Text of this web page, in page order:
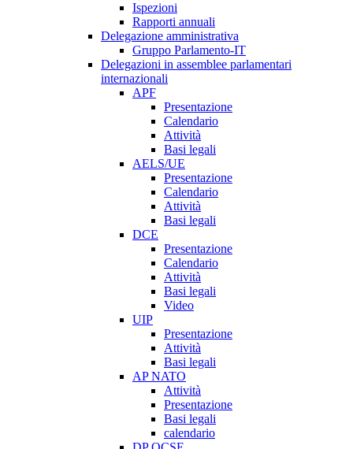
Ispezioni
Rapporti annuali
Delegazione amministrativa
Gruppo Parlamento-IT
Delegazioni in assemblee parlamentari
internazionali
APF
Presentazione
Calendario
Attività
Basi legali
AELS/UE
Presentazione
Calendario
Attività
Basi legali
DCE
Presentazione
Calendario
Attività
Basi legali
Video
UIP
Presentazione
Attività
Basi legali
AP NATO
Attività
Presentazione
Basi legali
calendario